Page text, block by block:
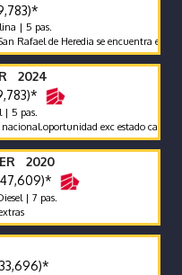
| 5 pas.
de Heredia se encuentra en
2024
5 pas.
exc estado carrocería
2020
| 7 pas.